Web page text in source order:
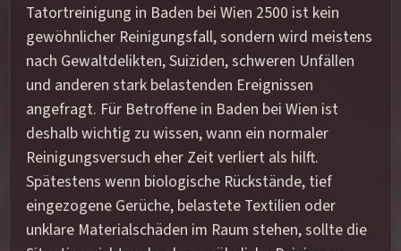
Tatortreinigung in Baden bei Wien 2500 ist kein
gewöhnlicher Reinigungsfall, sondern wird meistens
nach Gewaltdelikten, Suiziden, schweren Unfällen
und anderen stark belastenden Ereignissen
angefragt. Für Betroffene in Baden bei Wien ist
deshalb wichtig zu wissen, wann ein normaler
Reinigungsversuch eher Zeit verliert als hilft.
Spätestens wenn biologische Rückstände, tief
eingezogene Gerüche, belastete Textilien oder
unklare Materialschäden im Raum stehen, sollte die